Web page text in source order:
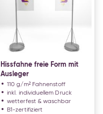
Hissfahne freie Form mit
Ausleger
110 g/m² Fahnenstoff
inkl. individuellem Druck
wetterfest & waschbar
B1-zertifiziert